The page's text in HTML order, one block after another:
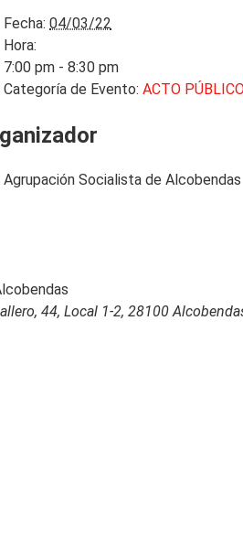
Fecha: 04/03/22
Hora:
7:00 pm - 8:30 pm
Categoría de Evento: ACTO
Agrupación Socialista de Alcobendas
44, Local 1-2, 28100